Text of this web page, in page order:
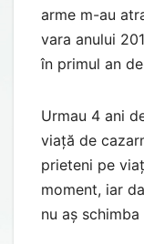
arme m-au
vara anului
în primul an
Urmau 4 ani
viață de
prieteni pe
moment, iar
nu aș schimba